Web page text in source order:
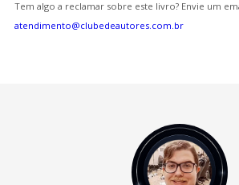
Tem algo a reclamar sobre este livro? Envie um
atendimento@clubedeautores.com.br